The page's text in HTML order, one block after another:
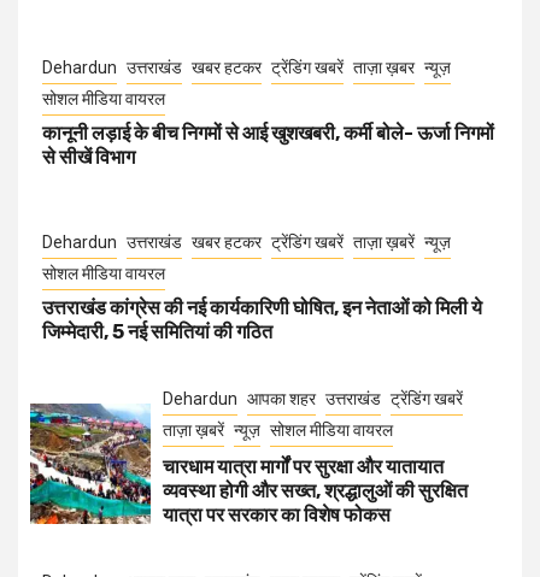
Dehardun उत्तराखंड खबर हटकर ट्रेंडिंग खबरें ताज़ा ख़बर न्यूज़
सोशल मीडिया वायरल
कानूनी लड़ाई के बीच निगमों से आई खुशखबरी, कर्मी बोले- ऊर्जा निगमों
से सीखें विभाग
Dehardun उत्तराखंड खबर हटकर ट्रेंडिंग खबरें ताज़ा ख़बरें न्यूज़
सोशल मीडिया वायरल
उत्तराखंड कांग्रेस की नई कार्यकारिणी घोषित, इन नेताओं को मिली ये
जिम्मेदारी, 5 नई समितियां की गठित
Dehardun आपका शहर उत्तराखंड ट्रेंडिंग खबरें
ताज़ा ख़बरें न्यूज़ सोशल मीडिया वायरल
चारधाम यात्रा मार्गों पर सुरक्षा और यातायात
व्यवस्था होगी और सख्त, श्रद्धालुओं की सुरक्षित
यात्रा पर सरकार का विशेष फोकस